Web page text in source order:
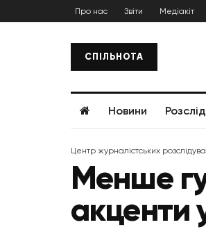
Про нас Звіти Медіакіт
СПІЛЬНОТА
Новини
Центр журналістських
Менше
акценти